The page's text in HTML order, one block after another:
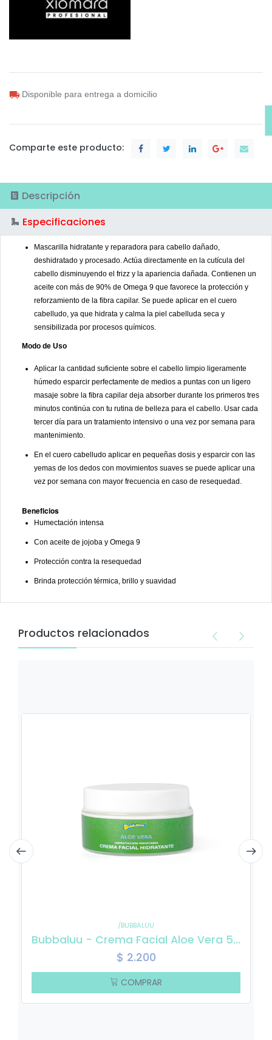
Disponible para entrega a domicilio
Comparte este producto:
Descripción
Especificaciones
Mascarilla hidratante y reparadora para cabello dañado,
deshidratado y procesado. Actúa directamente en la cutícula del
cabello disminuyendo el frizz y la apariencia dañada. Contienen un
aceite con más de 90% de Omega 9 que favorece la protección y
reforzamiento de la fibra capilar. Se puede aplicar en el cuero
cabelludo, ya que hidrata y calma la piel cabelluda seca y
sensibilizada por procesos químicos.
Modo de Uso
Aplicar la cantidad suficiente sobre el cabello limpio ligeramente
húmedo esparcir perfectamente de medios a puntas con un ligero
masaje sobre la fibra capilar deja absorber durante los primeros tres
minutos continúa con tu rutina de belleza para el cabello. Usar cada
tercer día para un tratamiento intensivo o una vez por semana para
mantenimiento.
En el cuero cabelludo aplicar en pequeñas dosis y esparcir con las
yemas de los dedos con movimientos suaves se puede aplicar una
vez por semana con mayor frecuencia en caso de resequedad.
Beneficios
Humectación intensa
Con aceite de jojoba y Omega 9
Protección contra la resequedad
Brinda protección térmica, brillo y suavidad
Productos relacionados
/BUBBALUU
Bubbaluu - Crema Facial Aloe Vera 50 gr
$ 2.200
COMPRAR